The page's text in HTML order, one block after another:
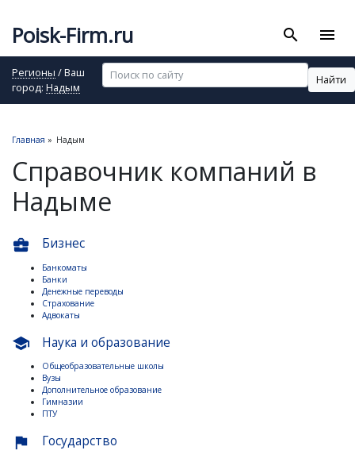
Poisk-Firm.ru search menu
Регионы / Ваш
город: Надым
Найти
Главная » Надым
Справочник компаний в
Надыме
business_center Бизнес
Банкоматы
Банки
Денежные переводы
Страхование
Адвокаты
school Наука и образование
Общеобразовательные школы
Вузы
Дополнительное образование
Гимназии
ПТУ
flag Государство